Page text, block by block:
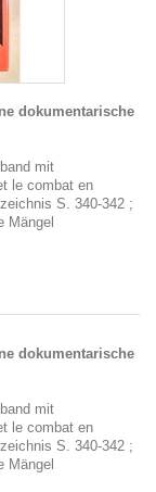
dokumentarische
mit
le combat en
S. 340-342 ;
Mängel
dokumentarische
mit
le combat en
S. 340-342 ;
Mängel